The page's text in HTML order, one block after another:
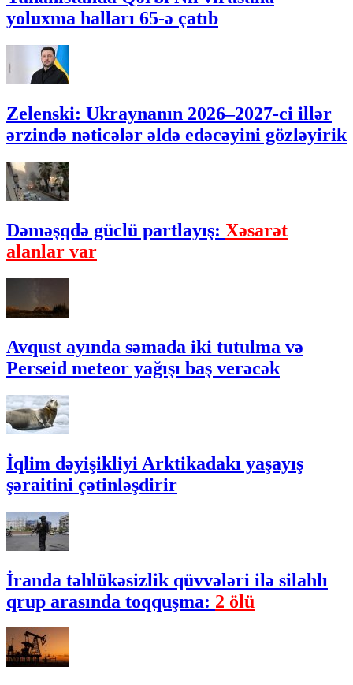
yoluxma halları 65-ə çatıb
Zelenski: Ukraynanın 2026–2027-ci illər
ərzində nəticələr əldə edəcəyini gözləyirik
Dəməşqdə güclü partlayış: Xəsarət
alanlar var
Avqust ayında səmada iki tutulma və
Perseid meteor yağışı baş verəcək
İqlim dəyişikliyi Arktikadakı yaşayış
şəraitini çətinləşdirir
İranda təhlükəsizlik qüvvələri ilə silahlı
qrup arasında toqquşma: 2 ölü